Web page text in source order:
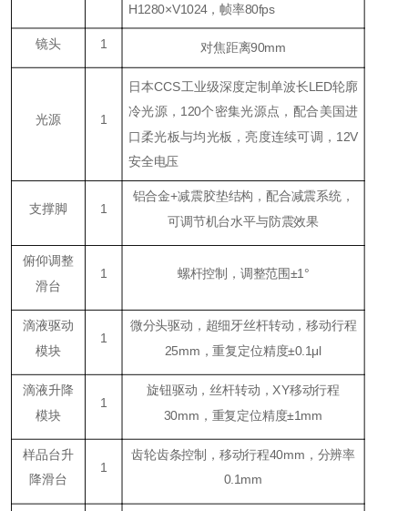
H1280×V1024，帧率80fps
镜头 1 对焦距离90mm
光源 1
日本CCS工业级深度定制单波长LED轮廓
冷光源，120个密集光源点，配合美国进
口柔光板与均光板，亮度连续可调，12V
安全电压
支撑脚 1
铝合金+减震胶垫结构，配合减震系统，
可调节机台水平与防震效果
俯仰调整
滑台
1 螺杆控制，调整范围±1°
滴液驱动
模块
1
微分头驱动，超细牙丝杆转动，移动行程
25mm，重复定位精度±0.1μl
滴液升降
模块
1
旋钮驱动，丝杆转动，XY移动行程
30mm，重复定位精度±1mm
样品台升
降滑台
1
齿轮齿条控制，移动行程40mm，分辨率
0.1mm